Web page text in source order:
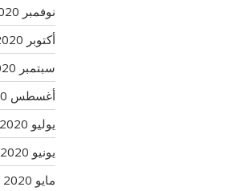
نوفمبر 2020
أكتوبر 2020
سبتمبر 2020
أغسطس 2020
يوليو 2020
يونيو 2020
مايو 2020